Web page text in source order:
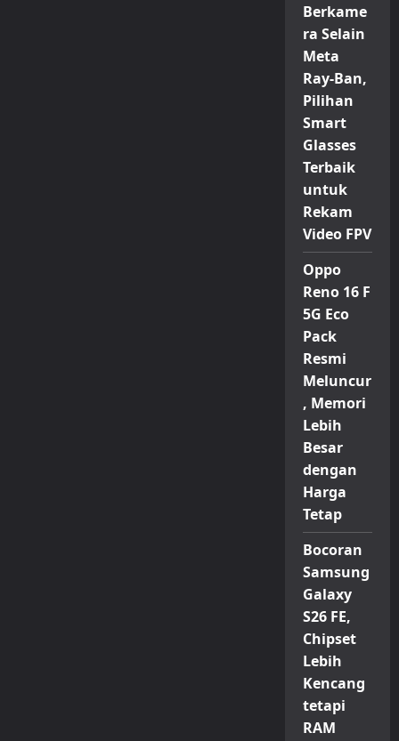
Berkame
ra Selain
Meta
Ray-Ban,
Pilihan
Smart
Glasses
Terbaik
untuk
Rekam
Video FPV
Oppo
Reno 16 F
5G Eco
Pack
Resmi
Meluncur
, Memori
Lebih
Besar
dengan
Harga
Tetap
Bocoran
Samsung
Galaxy
S26 FE,
Chipset
Lebih
Kencang
tetapi
RAM